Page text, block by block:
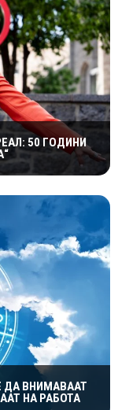
50 ГОДИНИ
ДА ВНИМАВААТ
НА РАБОТА